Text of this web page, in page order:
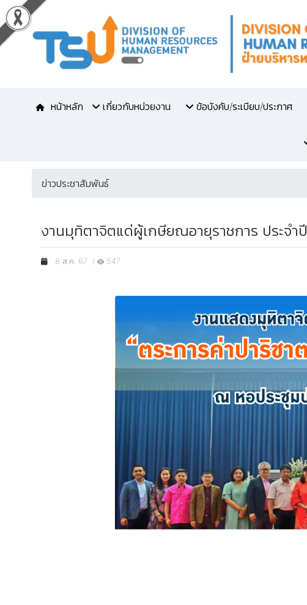
หน้าหลัก เกี่ยวกับหน่วยงาน ข้อบังคับ/ระเบียบ/ประกาศ
ข่าวประชาสัมพันธ์
งานมุทิตาจิตแด่ผู้เกษียณอายุราชการ ประจ
8 ส.ค. 67 / 547